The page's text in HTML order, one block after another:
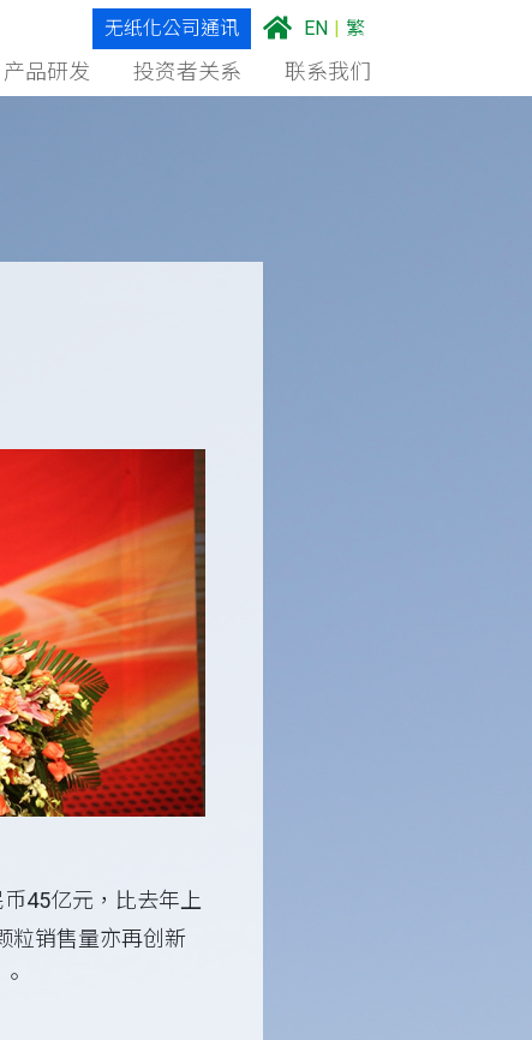
无纸化公司通讯 EN | 繁
产品研发 投资者关系 联系我们
45亿元，比去年上
粒销售量亦再创新